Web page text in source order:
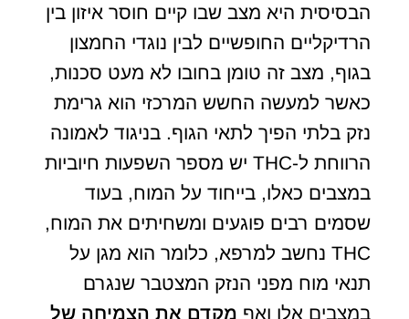
הבסיסית היא מצב שבו קיים חוסר איזון בין
הרדיקליים החופשיים לבין נוגדי החמצון
בגוף, מצב זה טומן בחובו לא מעט סכנות,
כאשר למעשה החשש המרכזי הוא גרימת
נזק בלתי הפיך לתאי הגוף. בניגוד לאמונה
הרווחת ל-THC יש מספר השפעות חיוביות
במצבים כאלו, בייחוד על המוח, בעוד
שסמים רבים פוגעים ומשחיתים את המוח,
THC נחשב למרפא, כלומר הוא מגן על
תנאי מוח מפני הנזק המצטבר שנגרם
במצבים אלו ואף מקדם את הצמיחה של